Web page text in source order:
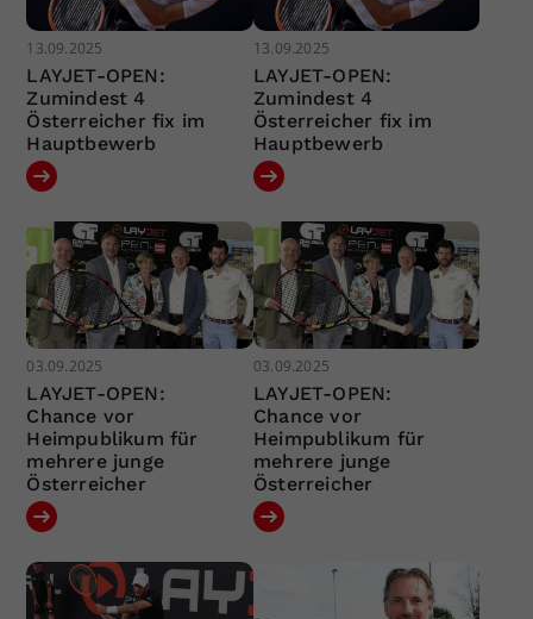
13.09.2025
LAYJET-OPEN:
Zumindest 4
Österreicher fix im
Hauptbewerb
13.09.2025
LAYJET-OPEN:
Zumindest 4
Österreicher fix im
Hauptbewerb
03.09.2025
LAYJET-OPEN:
Chance vor
Heimpublikum für
mehrere junge
Österreicher
03.09.2025
LAYJET-OPEN:
Chance vor
Heimpublikum für
mehrere junge
Österreicher